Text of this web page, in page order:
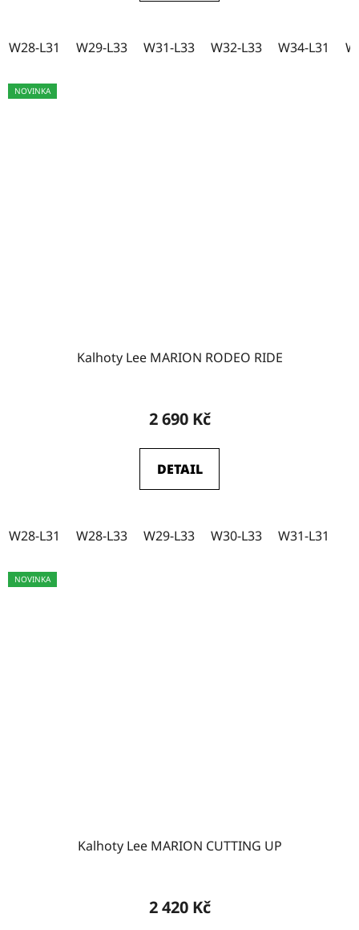
W28-L31 W29-L33 W31-L33 W32-L33 W34-L31
NOVINKA
Kalhoty Lee MARION RODEO RIDE
2 690 Kč
DETAIL
W28-L31 W28-L33 W29-L33 W30-L33 W31-L31
NOVINKA
Kalhoty Lee MARION CUTTING UP
2 420 Kč